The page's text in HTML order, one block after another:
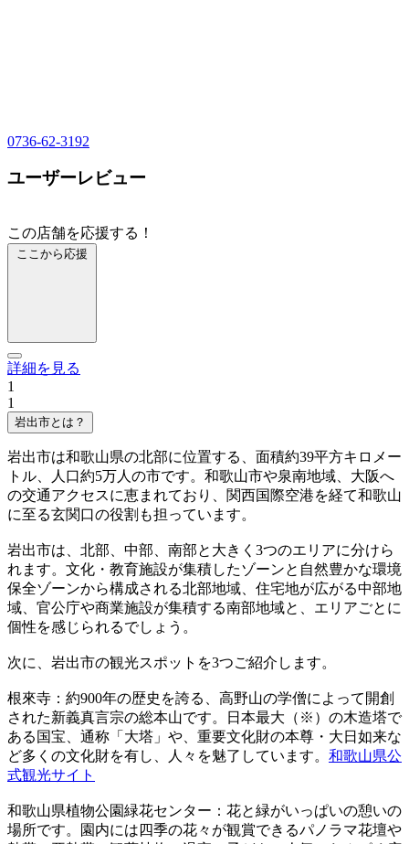
0736-62-3192
ユーザーレビュー
この店舗を応援する！
ここから応援
詳細を見る
1
1
岩出市とは？
岩出市は和歌山県の北部に位置する、面積約39平方キロメー
トル、人口約5万人の市です。和歌山市や泉南地域、大阪へ
の交通アクセスに恵まれており、関西国際空港を経て和歌山
に至る玄関口の役割も担っています。
岩出市は、北部、中部、南部と大きく3つのエリアに分けら
れます。文化・教育施設が集積したゾーンと自然豊かな環境
保全ゾーンから構成される北部地域、住宅地が広がる中部地
域、官公庁や商業施設が集積する南部地域と、エリアごとに
個性を感じられるでしょう。
次に、岩出市の観光スポットを3つご紹介します。
根來寺：約900年の歴史を誇る、高野山の学僧によって開創
された新義真言宗の総本山です。日本最大（※）の木造塔で
ある国宝、通称「大塔」や、重要文化財の本尊・大日如来な
ど多くの文化財を有し、人々を魅了しています。 和歌山県公
式観光サイト
和歌山県植物公園緑花センター：花と緑がいっぱいの憩いの
場所です。園内には四季の花々が観賞できるパノラマ花壇や